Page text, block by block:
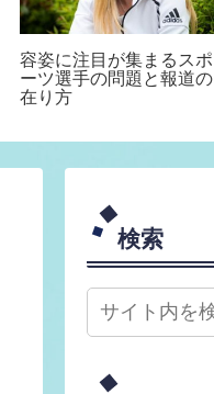
容姿に注目が集まるスポ
ーツ選手の問題と報道の
在り方
検索